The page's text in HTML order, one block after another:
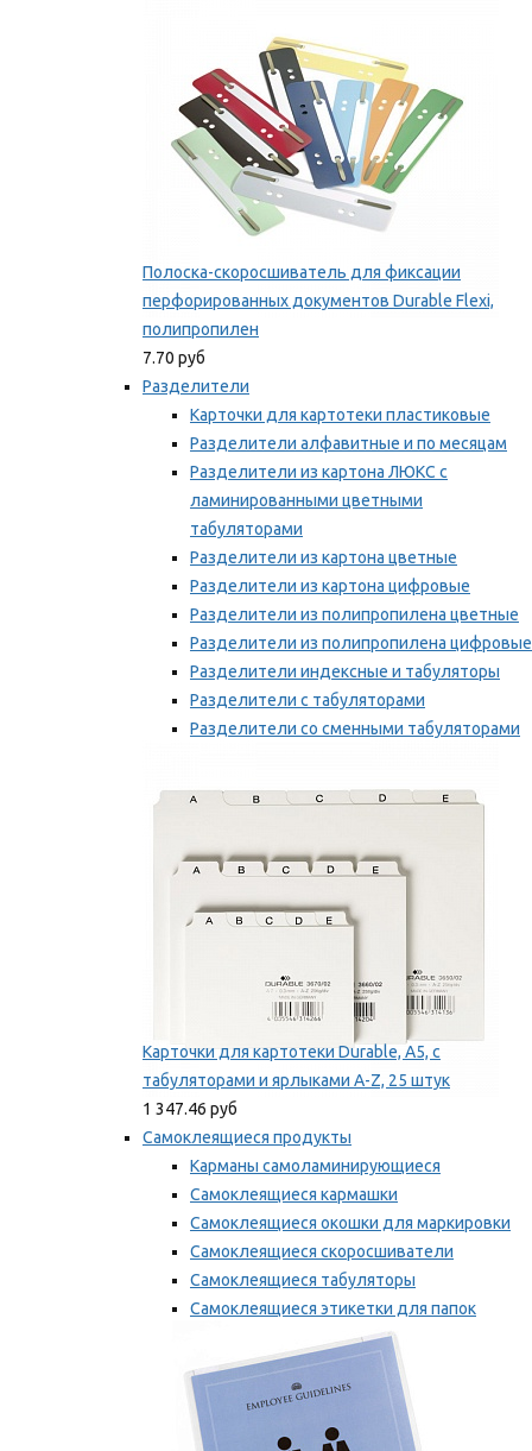
Полоска-скоросшиватель для фиксации
перфорированных документов Durable Flexi,
полипропилен
7.70 руб
Разделители
Карточки для картотеки пластиковые
Разделители алфавитные и по месяцам
Разделители из картона ЛЮКС с
ламинированными цветными
табуляторами
Разделители из картона цветные
Разделители из картона цифровые
Разделители из полипропилена цветные
Разделители из полипропилена цифровые
Разделители индексные и табуляторы
Разделители с табуляторами
Разделители со сменными табуляторами
Карточки для картотеки Durable, A5, с
табуляторами и ярлыками A-Z, 25 штук
1 347.46 руб
Самоклеящиеся продукты
Карманы самоламинирующиеся
Самоклеящиеся кармашки
Самоклеящиеся окошки для маркировки
Самоклеящиеся скоросшиватели
Самоклеящиеся табуляторы
Самоклеящиеся этикетки для папок
Таблички для маркировки
Мы рекомендуем